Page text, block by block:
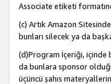
Associate etiketi
(c) Artık Amazon
bunları silecek ya da
(d)Program İçeriği, içinde
da bunlara sponsor
üçüncü şahıs